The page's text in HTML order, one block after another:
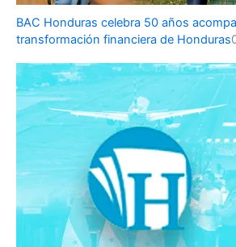
BAC Honduras celebra 50 años
transformación financiera de Honduras